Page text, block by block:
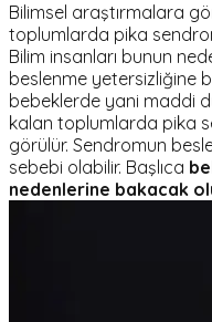
Bilimsel araştırmalara
toplumlarda pika
Bilim insanları bunun
beslenme yetersizliğine
bebeklerde yani maddi
kalan toplumlarda pika
görülür. Sendromun
sebebi olabilir. Başlıca
nedenlerine bakacak